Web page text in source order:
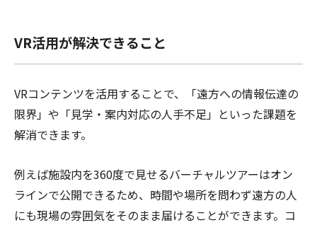
VR活用が解決できること
VRコンテンツを活用することで、「遠方への情報伝達の
限界」や「見学・案内対応の人手不足」といった課題を
解消できます。
例えば施設内を360度で見せるバーチャルツアーはオン
ラインで公開できるため、時間や場所を問わず遠方の人
にも現場の雰囲気をそのまま届けることができます。コ